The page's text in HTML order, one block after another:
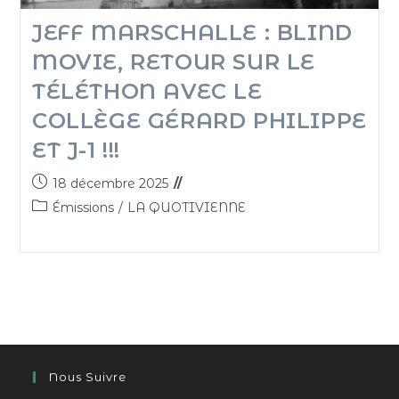
JEFF MARSCHALLE : BLIND
MOVIE, RETOUR SUR LE
TÉLÉTHON AVEC LE
COLLÈGE GÉRARD PHILIPPE
ET J-1 !!!
18 décembre 2025
Émissions / LA QUOTIVIENNE
Nous Suivre